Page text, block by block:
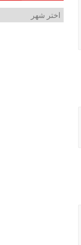
الأرشيف